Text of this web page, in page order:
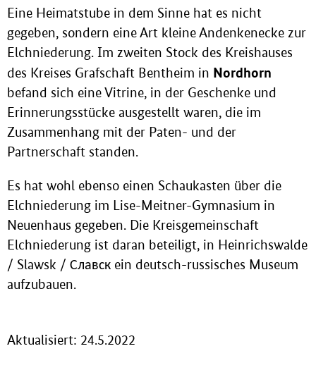
Eine Heimatstube in dem Sinne hat es nicht
gegeben, sondern eine Art kleine Andenkenecke zur
Elchniederung. Im zweiten Stock des Kreishauses
des Kreises Grafschaft Bentheim in Nordhorn
befand sich eine Vitrine, in der Geschenke und
Erinnerungsstücke ausgestellt waren, die im
Zusammenhang mit der Paten- und der
Partnerschaft standen.
Es hat wohl ebenso einen Schaukasten über die
Elchniederung im Lise-Meitner-Gymnasium in
Neuenhaus gegeben. Die Kreisgemeinschaft
Elchniederung ist daran beteiligt, in Heinrichswalde
/ Slawsk / Славск ein deutsch-russisches Museum
aufzubauen.
Aktualisiert: 24.5.2022